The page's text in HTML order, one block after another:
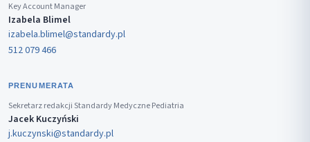
Key Account Manager
Izabela Blimel
izabela.blimel@standardy.pl
512 079 466
PRENUMERATA
Sekretarz redakcji Standardy Medyczne Pediatria
Jacek Kuczyński
j.kuczynski@standardy.pl